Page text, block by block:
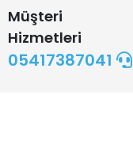
Müşteri
Hizmetleri
05417387041